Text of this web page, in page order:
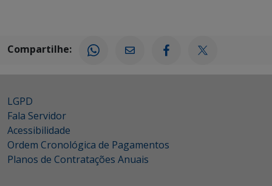
Compartilhe:
LGPD
Fala Servidor
Acessibilidade
Ordem Cronológica de Pagamentos
Planos de Contratações Anuais